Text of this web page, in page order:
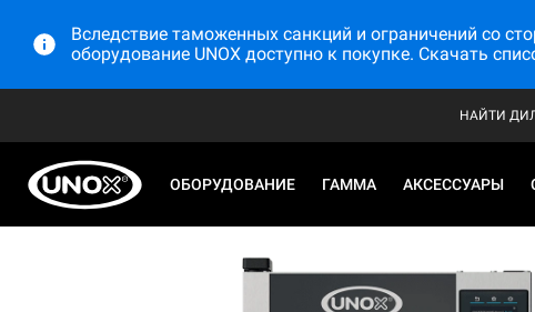
Вследствие таможенных санкций и ограничений со
оборудование UNOX доступно к покупке. Скачать
НАЙТИ
ОБОРУДОВАНИЕ ГАММА АКСЕССУАРЫ